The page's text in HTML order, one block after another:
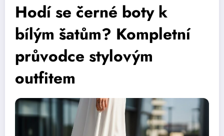
Hodí se černé boty k
bílým šatům? Kompletní
průvodce stylovým
outfitem